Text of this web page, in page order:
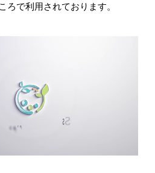
ろで利用されております。